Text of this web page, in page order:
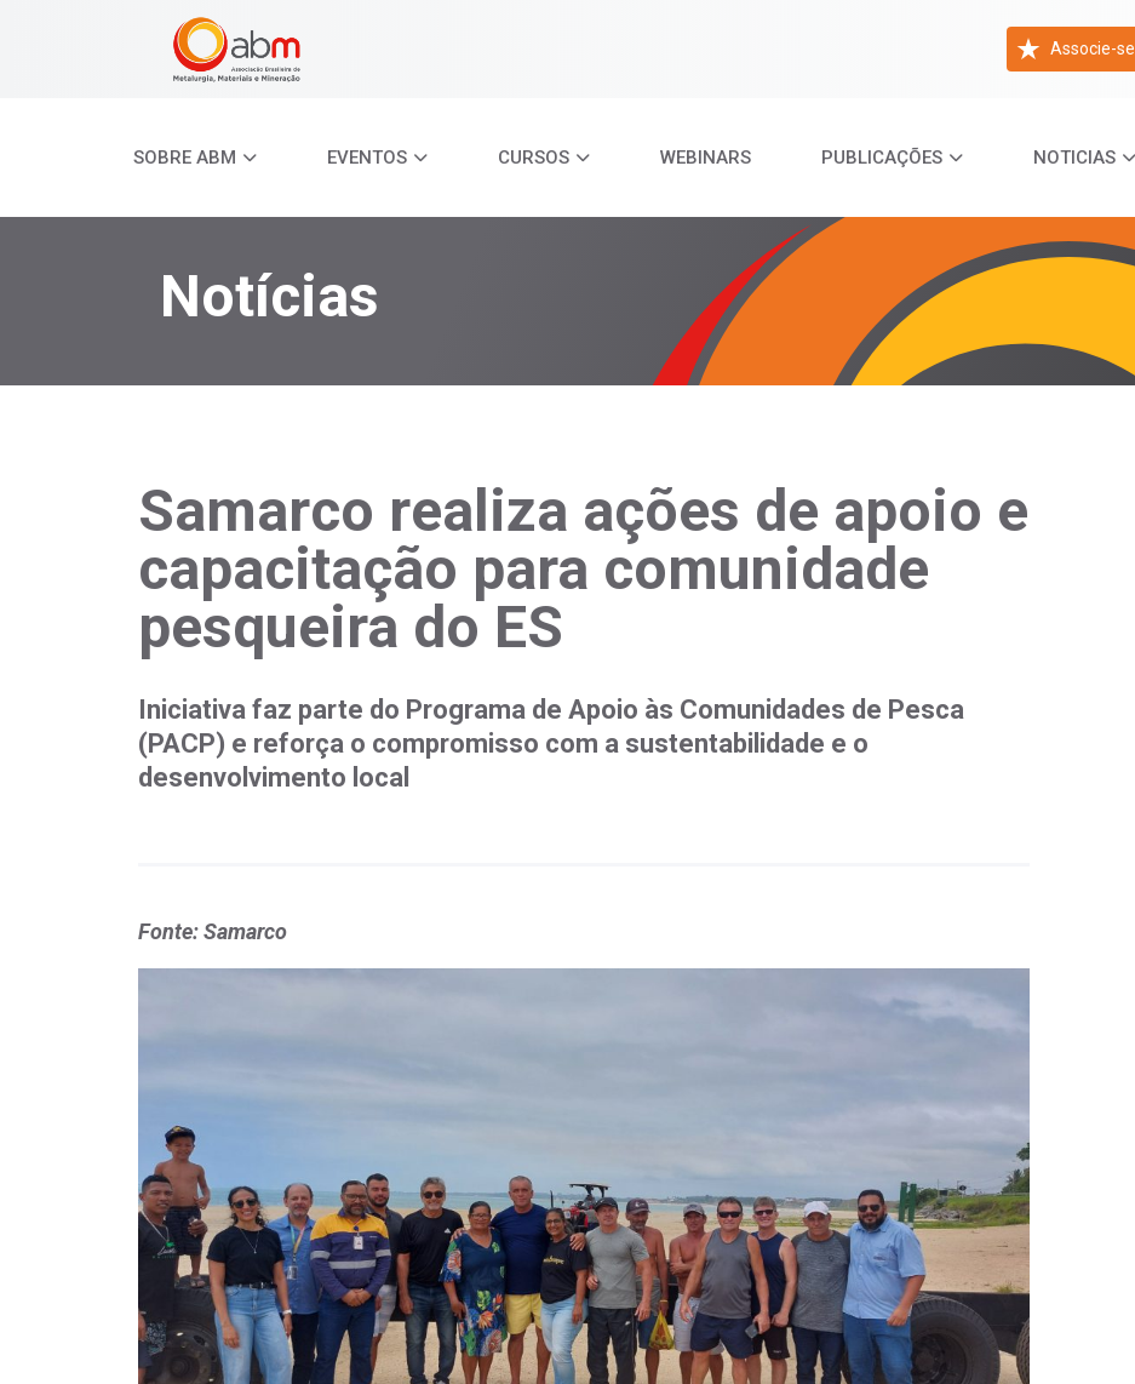
Associe-se
SOBRE ABM EVENTOS CURSOS WEBINARS PUBLICAÇÕES NOTICIAS
Notícias
Samarco realiza ações de apoio e
capacitação para comunidade
pesqueira do ES
Iniciativa faz parte do Programa de Apoio às Comunidades de Pesca
(PACP) e reforça o compromisso com a sustentabilidade e o
desenvolvimento local
Fonte: Samarco